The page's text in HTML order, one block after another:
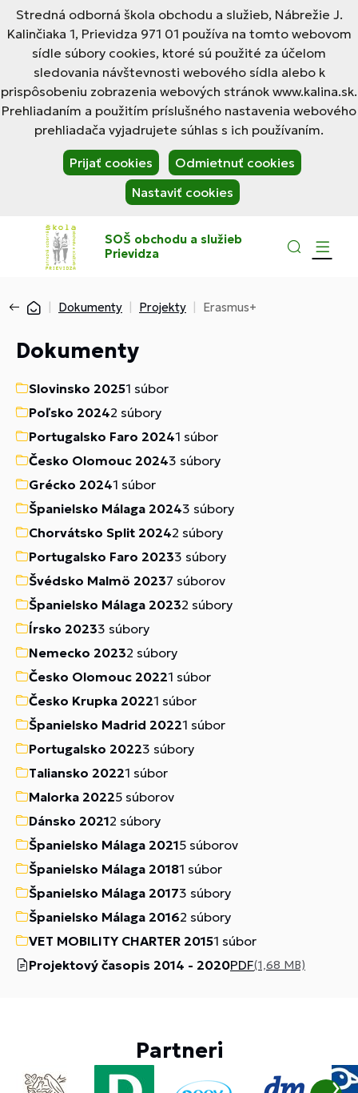
Stredná odborná škola obchodu a služieb, Nábrežie J.
Kalinčiaka 1, Prievidza 971 01 používa na tomto webovom
sídle súbory cookies, ktoré sú použité za účelom
sledovania návštevnosti webového sídla alebo k
prispôsobeniu zobrazenia webových stránok www.kalina.sk.
Prehliadaním a použitím príslušného nastavenia webového
prehliadača vyjadrujete súhlas s ich používaním.
Prijať cookies
Odmietnuť cookies
Nastaviť cookies
SOŠ obchodu a služieb
Prievidza
Dokumenty Projekty Erasmus+
Dokumenty
Slovinsko 20251 súbor
Poľsko 20242 súbory
Portugalsko Faro 20241 súbor
Česko Olomouc 20243 súbory
Grécko 20241 súbor
Španielsko Málaga 20243 súbory
Chorvátsko Split 20242 súbory
Portugalsko Faro 20233 súbory
Švédsko Malmö 20237 súborov
Španielsko Málaga 20232 súbory
Írsko 20233 súbory
Nemecko 20232 súbory
Česko Olomouc 20221 súbor
Česko Krupka 20221 súbor
Španielsko Madrid 20221 súbor
Portugalsko 20223 súbory
Taliansko 20221 súbor
Malorka 20225 súborov
Dánsko 20212 súbory
Španielsko Málaga 20215 súborov
Španielsko Málaga 20181 súbor
Španielsko Málaga 20173 súbory
Španielsko Málaga 20162 súbory
VET MOBILITY CHARTER 20151 súbor
Projektový časopis 2014 - 2020PDF(1,68 MB)
Partneri